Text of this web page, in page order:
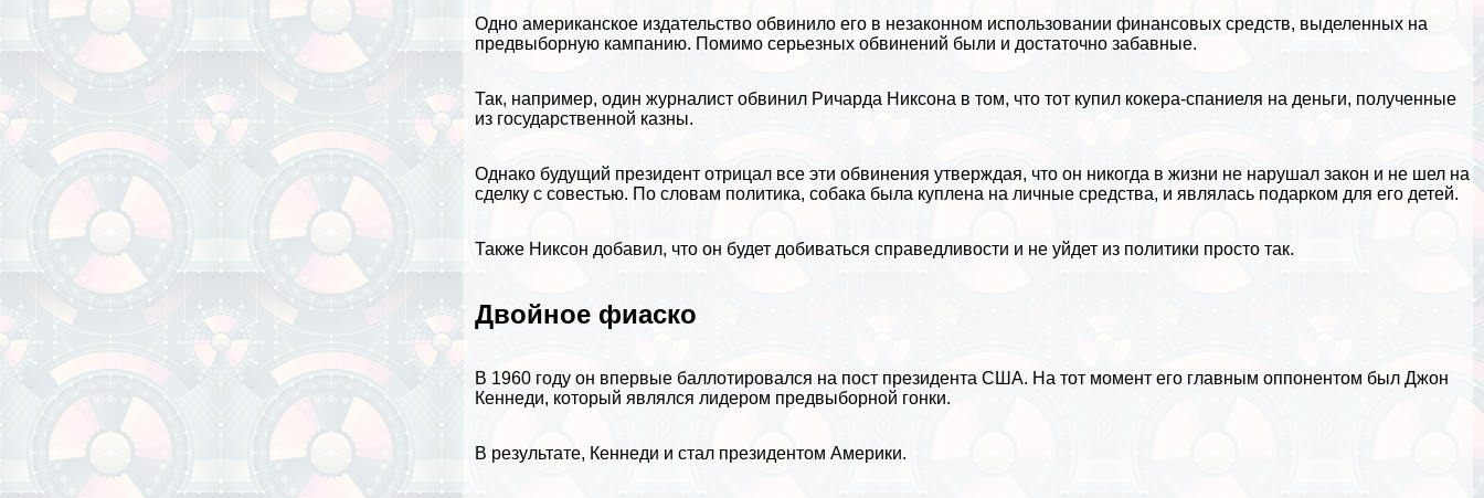
Одно американское издательство обвинило его в незаконном использовании финансовых средств, выделенных на
предвыборную кампанию. Помимо серьезных обвинений были и достаточно забавные.
Так, например, один журналист обвинил Ричарда Никсона в том, что тот купил кокера-спаниеля на деньги, полученные
из государственной казны.
Однако будущий президент отрицал все эти обвинения утверждая, что он никогда в жизни не нарушал закон и не шел на
сделку с совестью. По словам политика, собака была куплена на личные средства, и являлась подарком для его детей.
Также Никсон добавил, что он будет добиваться справедливости и не уйдет из политики просто так.
Двойное фиаско
В 1960 году он впервые баллотировался на пост президента США. На тот момент его главным оппонентом был Джон
Кеннеди, который являлся лидером предвыборной гонки.
В результате, Кеннеди и стал президентом Америки.